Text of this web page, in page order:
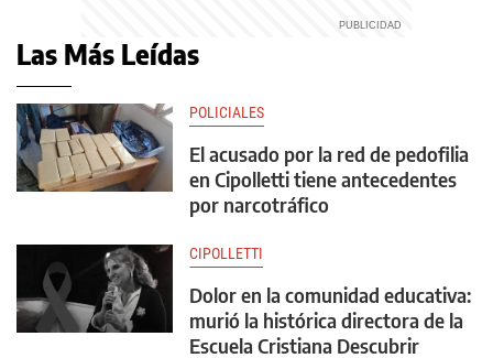
Las Más Leídas
POLICIALES
El acusado por la red de pedofilia
en Cipolletti tiene antecedentes
por narcotráfico
CIPOLLETTI
Dolor en la comunidad educativa:
murió la histórica directora de la
Escuela Cristiana Descubrir